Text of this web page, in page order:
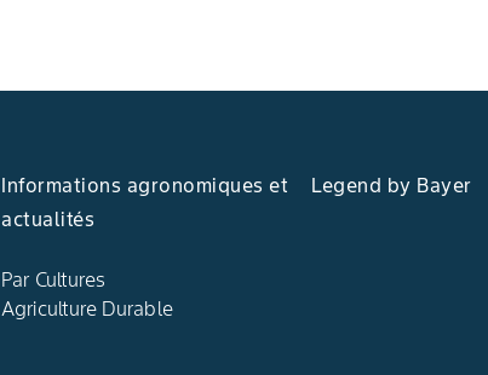
Informations agronomiques et
actualités
Par Cultures
Agriculture Durable
Legend by Bayer